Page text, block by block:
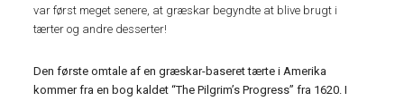
var først meget senere, at græskar begyndte at blive brugt i
tærter og andre desserter!
Den første omtale af en græskar-baseret tærte i Amerika
kommer fra en bog kaldet “The Pilgrim’s Progress” fra 1620. I